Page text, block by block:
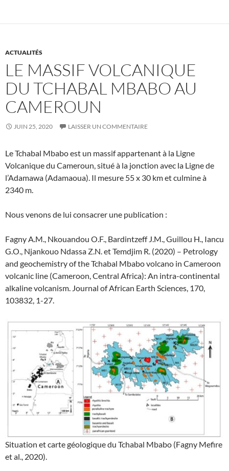
ACTUALITÉS
LE MASSIF VOLCANIQUE
DU TCHABAL MBABO AU
CAMEROUN
JUIN 25, 2020 LAISSER UN COMMENTAIRE
Le Tchabal Mbabo est un massif appartenant à la Ligne
Volcanique du Cameroun, situé à la jonction avec la Ligne de
l’Adamawa (Adamaoua). Il mesure 55 x 30 km et culmine à
2340 m.
Nous venons de lui consacrer une publication :
Fagny A.M., Nkouandou O.F., Bardintzeff J.M., Guillou H., Iancu
G.O., Njankouo Ndassa Z.N. et Temdjim R. (2020) – Petrology
and geochemistry of the Tchabal Mbabo volcano in Cameroon
volcanic line (Cameroon, Central Africa): An intra-continental
alkaline volcanism. Journal of African Earth Sciences, 170,
103832, 1-27.
Situation et carte géologique du Tchabal Mbabo (Fagny Mefire
et al., 2020).